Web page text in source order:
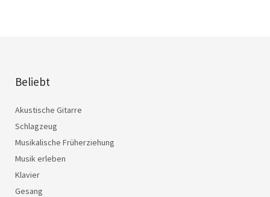
Beliebt
Akustische Gitarre
Schlagzeug
Musikalische Früherziehung
Musik erleben
Klavier
Gesang